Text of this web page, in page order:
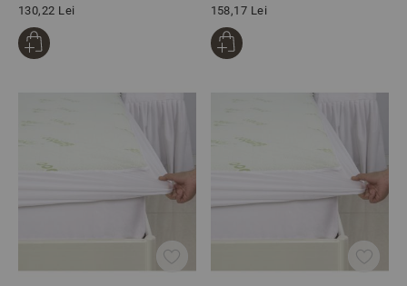
130,22 Lei 158,17 Lei